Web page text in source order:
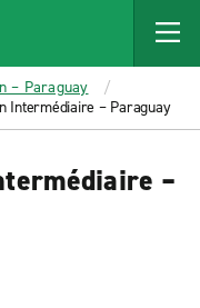
– Paraguay
Intermédiaire – Paraguay
–